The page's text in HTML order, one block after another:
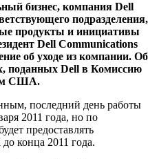
бизнес, компания Dell
подразделения,
продукты и инициативы
Dell Communications
об уходе из компании. Об
поданных Dell в Комиссию
США.
последний день работы
2011 года, но по
предоставлять
конца 2011 года.